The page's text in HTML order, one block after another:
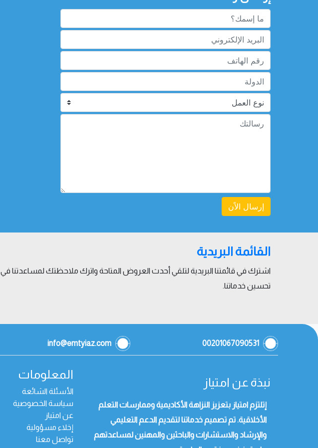
إرسال الاًن
القائمة البريدية
اشترك في قائمتنا البريدية لتلقي أحدث العروض المتاحة واترك ملاحظتك لمساعدتنا في
تحسين خدماتنا.
00201067090531
info@emtyiaz.com
نبذة عن امتياز
إتلتزم امتياز بتعزيز النزاهة الأكاديمية وممارسات التعلم
الأخلاقية. تم تصميم خدماتنا لتقديم الدعم التعليمي
والإرشاد والاستشارات والباحثين والمهنين لمساعدتهم
المعلومات
الأسئلة الشائعة
سياسة الخصوصية
عن امتياز
إخلاء مسؤولية
تواصل معنا